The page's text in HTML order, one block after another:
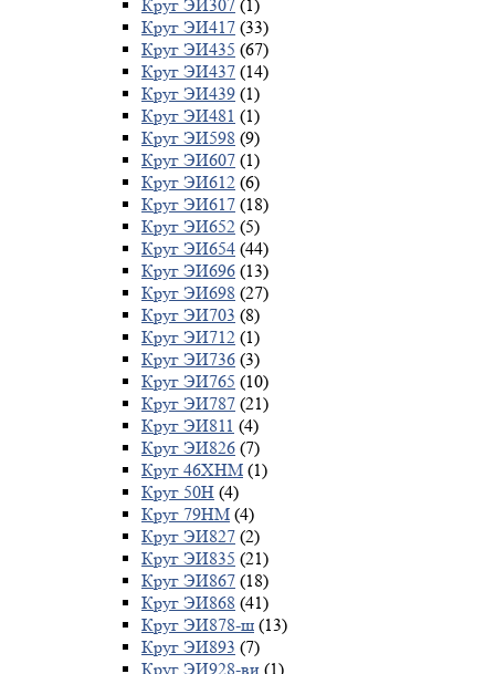
Круг ЭИ307 (1)
Круг ЭИ417 (33)
Круг ЭИ435 (67)
Круг ЭИ437 (14)
Круг ЭИ439 (1)
Круг ЭИ481 (1)
Круг ЭИ598 (9)
Круг ЭИ607 (1)
Круг ЭИ612 (6)
Круг ЭИ617 (18)
Круг ЭИ652 (5)
Круг ЭИ654 (44)
Круг ЭИ696 (13)
Круг ЭИ698 (27)
Круг ЭИ703 (8)
Круг ЭИ712 (1)
Круг ЭИ736 (3)
Круг ЭИ765 (10)
Круг ЭИ787 (21)
Круг ЭИ811 (4)
Круг ЭИ826 (7)
Круг 46ХНМ (1)
Круг 50Н (4)
Круг 79НМ (4)
Круг ЭИ827 (2)
Круг ЭИ835 (21)
Круг ЭИ867 (18)
Круг ЭИ868 (41)
Круг ЭИ878-ш (13)
Круг ЭИ893 (7)
Круг ЭИ928-ви (1)